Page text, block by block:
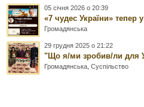
05 січня 2026 о 20:39
«7 чудес України» тепер
Громадянська
29 грудня 2025 о 21:22
"Що я/ми зробив/ли для
Громадянська ,Суспільство